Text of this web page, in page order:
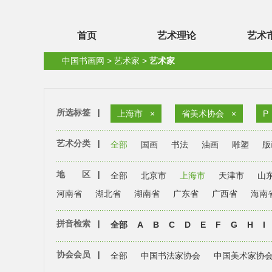
首页 艺术理论 艺术
中国书画网 > 艺术家 > 艺术家
所选标签 | 上海市 × 省美术协会 × P
艺术分类 | 全部 国画 书法 油画 雕塑
地 区 | 全部 北京市 上海市 天津市
山
河南省
湖北省 湖南省 广东省 广西省 海南
拼音检索 | 全部 A B C D E F G H I
协会会员 | 全部 中国书法家协会 中国美术家协